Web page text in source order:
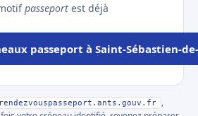
passeport est déjà
passeport à Saint-Sébastien-
rendezvouspasseport.ants.gouv.fr
,